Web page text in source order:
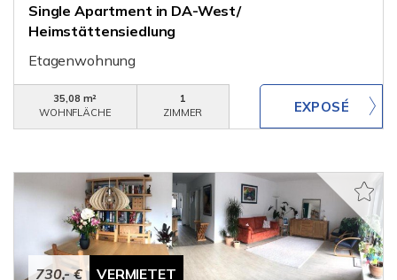
Single Apartment in DA-West/
Heimstättensiedlung
Etagenwohnung
35,08 m²
WOHNFLÄCHE
1
ZIMMER
730,- € VERMIETET